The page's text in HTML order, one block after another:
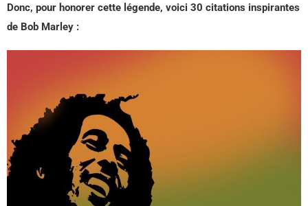
Donc, pour honorer cette légende, voici 30 citations inspirantes
de Bob Marley :